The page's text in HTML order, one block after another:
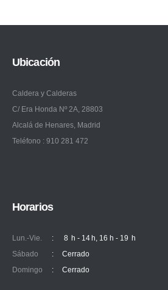
Ubicación
Caldera y Calderas
C/ Era Honda Nº 2A, 28803
Alcalá de Henares, Madrid
Teléfono : 910 281 472
Horarios
Lun.-Vie. :
8 h - 14 h, 16 h - 19 h
Sábado
:
Cerrado
Domingo
: Cerrado